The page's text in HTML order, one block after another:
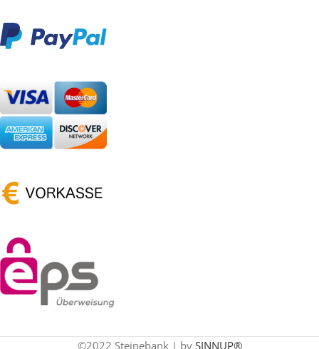
©2022 Steinebank | by SINNUP®